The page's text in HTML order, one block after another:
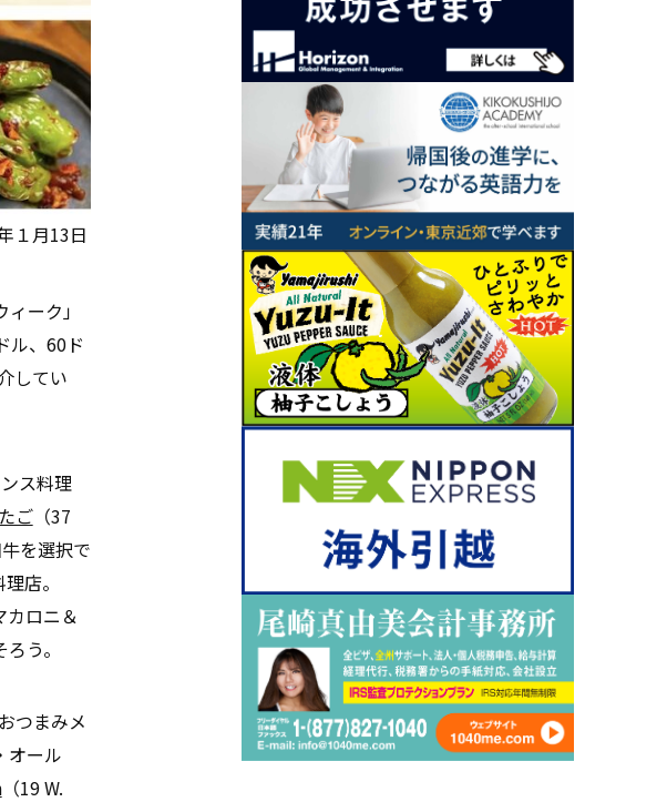
１月13日
ーク」
ル、60ド
してい
ス料理
ご（37
を選択で
店。
カロニ＆
う。
つまみメ
オール
（19 W.